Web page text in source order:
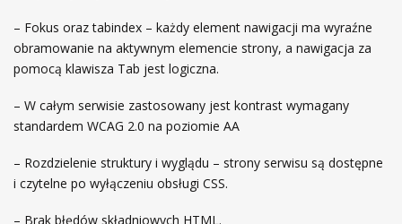
– Fokus oraz tabindex – każdy element nawigacji ma wyraźne
obramowanie na aktywnym elemencie strony, a nawigacja za
pomocą klawisza Tab jest logiczna.
– W całym serwisie zastosowany jest kontrast wymagany
standardem WCAG 2.0 na poziomie AA
– Rozdzielenie struktury i wyglądu – strony serwisu są dostępne
i czytelne po wyłączeniu obsługi CSS.
– Brak błędów składniowych HTML.